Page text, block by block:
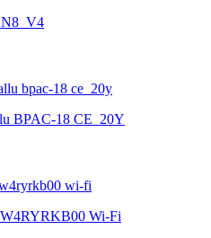
BPAC-18 CE_20Y
Wi-Fi